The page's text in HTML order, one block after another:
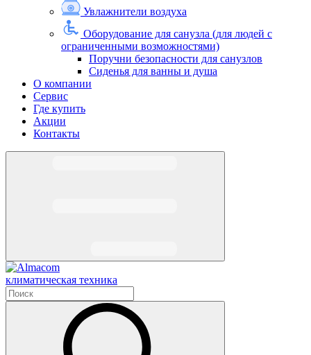
Увлажнители воздуха
Оборудование для санузла (для людей с
ограниченными возможностями)
Поручни безопасности для санузлов
Сиденья для ванны и душа
О компании
Сервис
Где купить
Акции
Контакты
климатическая техника